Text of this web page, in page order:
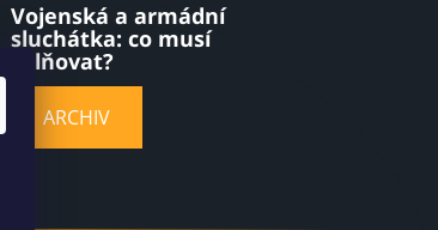
Vojenská a armádní
sluchátka: co musí
splňovat?
ARCHIV